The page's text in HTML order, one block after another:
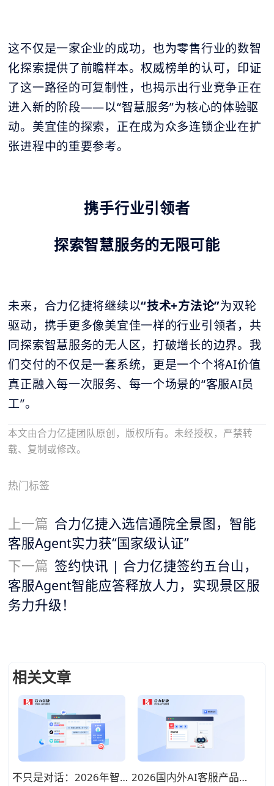
这不仅是一家企业的成功，也为零售行业的数智
化探索提供了前瞻样本。权威榜单的认可，印证
了这一路径的可复制性，也揭示出行业竞争正在
进入新的阶段——以“智慧服务”为核心的体验驱
动。美宜佳的探索，正在成为众多连锁企业在扩
张进程中的重要参考。
携手行业引领者
探索智慧服务的无限可能
未来，合力亿捷将继续以“技术+方法论”为双轮
驱动，携手更多像美宜佳一样的行业引领者，共
同探索智慧服务的无人区，打破增长的边界。我
们交付的不仅是一套系统，更是一个个将AI价值
真正融入每一次服务、每一个场景的“客服AI员
工”。
本文由合力亿捷团队原创，版权所有。未经授权，严禁转
载、复制或修改。
热门标签
上一篇 合力亿捷入选信通院全景图，智能
客服Agent实力获“国家级认证”
下一篇 签约快讯 | 合力亿捷签约五台山，
客服Agent智能应答释放人力，实现景区服
务力升级！
相关文章
不只是对话：2026年智能客服平台如何打通工单与CRM，重构服务闭环 2026国内外AI客服产品选型实操手册：从四大技术路线到业务场景的完整评估框架